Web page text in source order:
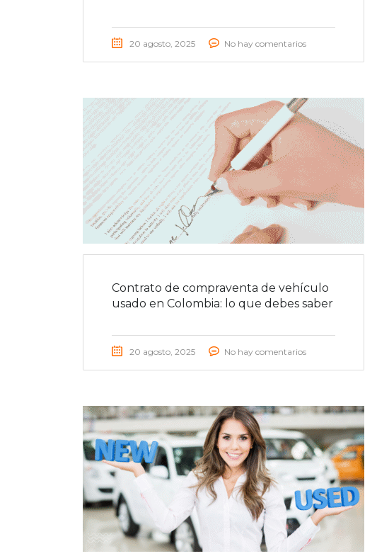
20 agosto, 2025 No hay comentarios
Contrato de compraventa de vehículo
usado en Colombia: lo que debes saber
20 agosto, 2025 No hay comentarios